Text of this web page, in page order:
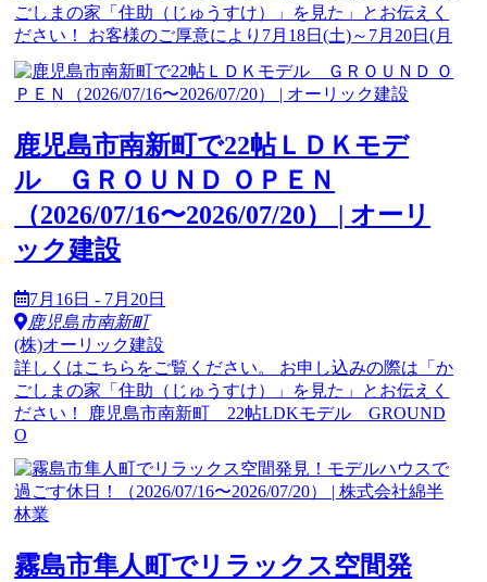
ごしまの家「住助（じゅうすけ）」を見た」とお伝えく
ださい！ お客様のご厚意により7月18日(土)～7月20日(月
鹿児島市南新町で22帖ＬＤＫモデ
ル ＧＲＯＵＮＤ ＯＰＥＮ
（2026/07/16〜2026/07/20） | オーリ
ック建設
7月16日 - 7月20日
鹿児島市南新町
(株)オーリック建設
詳しくはこちらをご覧ください。 お申し込みの際は「か
ごしまの家「住助（じゅうすけ）」を見た」とお伝えく
ださい！ 鹿児島市南新町 22帖LDKモデル GROUND
O
霧島市隼人町でリラックス空間発